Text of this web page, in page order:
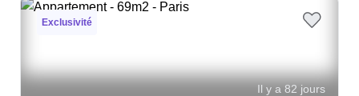
Exclusivité
Il y a 82 jours